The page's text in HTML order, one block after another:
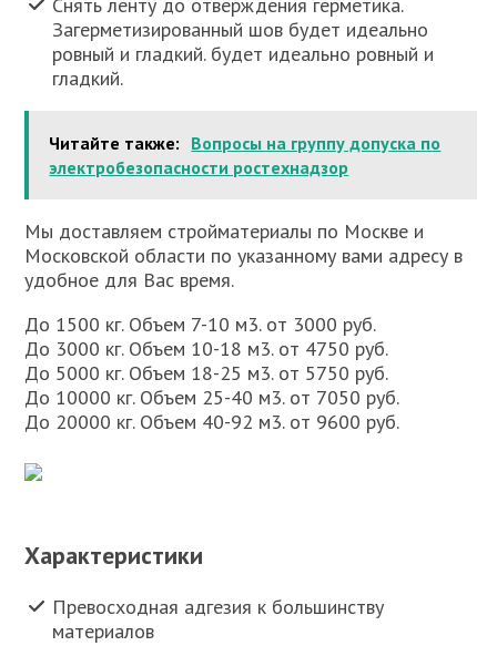
Снять ленту до отверждения герметика.
Загерметизированный шов будет идеально
ровный и гладкий. будет идеально ровный и
гладкий.
Читайте также: Вопросы на группу допуска по
электробезопасности ростехнадзор
Мы доставляем стройматериалы по Москве и
Московской области по указанному вами адресу в
удобное для Вас время.
До 1500 кг. Объем 7-10 м3. от 3000 руб.
До 3000 кг. Объем 10-18 м3. от 4750 руб.
До 5000 кг. Объем 18-25 м3. от 5750 руб.
До 10000 кг. Объем 25-40 м3. от 7050 руб.
До 20000 кг. Объем 40-92 м3. от 9600 руб.
Характеристики
Превосходная адгезия к большинству
материалов